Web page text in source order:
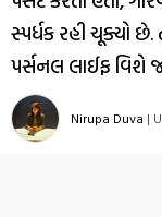
સ્પર્ધક રહી ચૂક્યો
પર્સનલ લાઈફ વિશે
Nirupa Duva |